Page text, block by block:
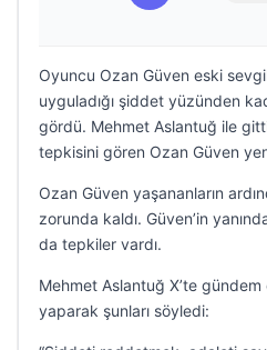
Oyuncu Ozan Güven eski
uyguladığı şiddet yüzünden
gördü. Mehmet Aslantuğ ile
tepkisini gören Ozan Güven
Ozan Güven yaşananların
zorunda kaldı. Güven’in
da tepkiler vardı.
Mehmet Aslantuğ X’te gündem
yaparak şunları söyledi: